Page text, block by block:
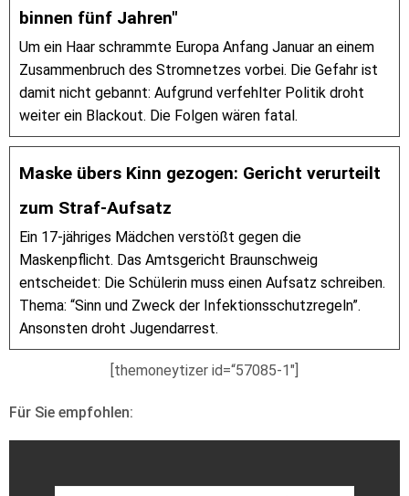
binnen fünf Jahren"
Um ein Haar schrammte Europa Anfang Januar an einem
Zusammenbruch des Stromnetzes vorbei. Die Gefahr ist
damit nicht gebannt: Aufgrund verfehlter Politik droht
weiter ein Blackout. Die Folgen wären fatal.
Maske übers Kinn gezogen: Gericht verurteilt
zum Straf-Aufsatz
Ein 17-jähriges Mädchen verstößt gegen die
Maskenpflicht. Das Amtsgericht Braunschweig
entscheidet: Die Schülerin muss einen Aufsatz schreiben.
Thema: “Sinn und Zweck der Infektionsschutzregeln”.
Ansonsten droht Jugendarrest.
[themoneytizer id=“57085-1″]
Für Sie empfohlen: